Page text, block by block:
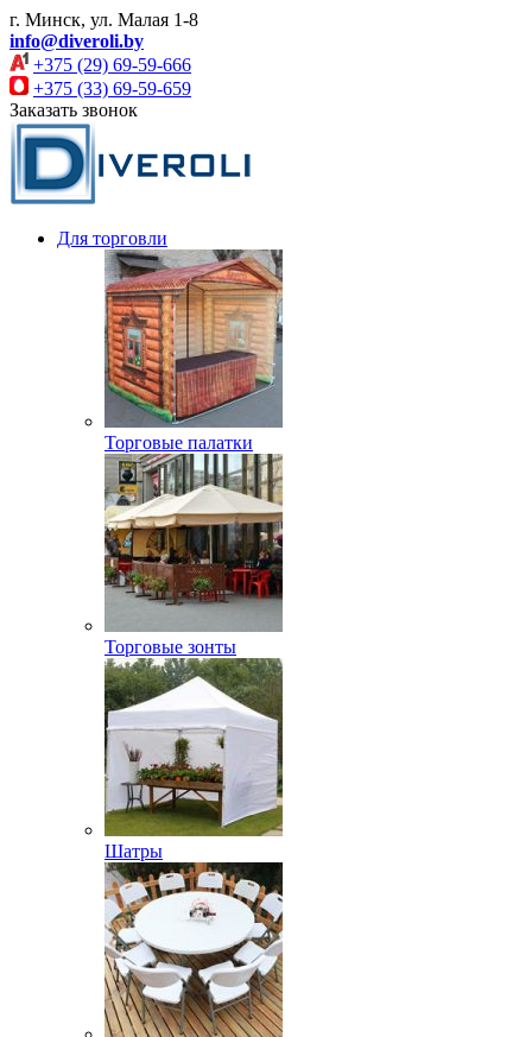
г. Минск, ул. Малая 1-8
info@diveroli.by
+375 (29) 69-59-666
+375 (33) 69-59-659
Заказать звонок
Для торговли
Торговые палатки
Торговые зонты
Шатры